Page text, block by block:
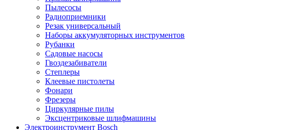
Пылесосы
Радиоприемники
Резак универсальный
Наборы аккумуляторных инструментов
Рубанки
Садовые насосы
Гвоздезабиватели
Степлеры
Клеевые пистолеты
Фонари
Фрезеры
Циркулярные пилы
Эксцентриковые шлифмашины
Электроинструмент Bosch